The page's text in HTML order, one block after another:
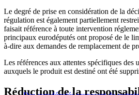
Le degré de prise en considération de la
régulation est également partiellement
faisait référence à toute intervention
principaux eurodéputés ont proposé de le
à-dire aux demandes de remplacement de
Les références aux attentes spécifiques des
auxquels le produit est destiné ont été
Réduction de la